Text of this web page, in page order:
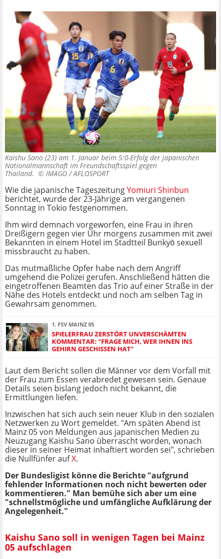
Kaishu Sano (23) am 1. Januar beim 5:0-Erfolg der japanischen
Nationalmannschaft im Freundschaftsspiel gegen
Thailand. © IMAGO / AFLOSPORT
Wie die japanische TageszeitungYomiuri Shinbun
berichtet, wurde der 23-Jährige am vergangenen
Sonntag in Tokio festgenommen.
Ihm wird demnach vorgeworfen, eine Frau in ihren
Dreißigern gegen vier Uhr morgens zusammen mit zwei
Bekannten in einem Hotel im Stadtteil Bunkyō sexuell
missbraucht zu haben.
Das mutmaßliche Opfer habe nach dem Angriff
umgehend die Polizei gerufen. Anschließend hätten die
eingetroffenen Beamten das Trio auf einer Straße in der
Nähe des Hotels entdeckt und noch am selben Tag in
Gewahrsam genommen.
1. FSV MAINZ 05
SPIELERFRAU ZERSTÖRT UNVERSCHÄMTEN
KOMMENTAR: "FRAGE MICH, WER IHNEN INS
GEHIRN GESCHISSEN HAT"
Laut dem Bericht sollen die Männer vor dem Vorfall mit
der Frau zum Essen verabredet gewesen sein. Genaue
Details seien bislang jedoch nicht bekannt, die
Ermittlungen liefen.
Inzwischen hat sich auch sein neuer Klub in den sozialen
Netzwerken zu Wort gemeldet. "Am späten Abend ist
Mainz 05 von Meldungen aus japanischen Medien zu
Neuzugang Kaishu Sano überrascht worden, wonach
dieser in seiner Heimat inhaftiert worden sei", schrieben
die Nullfünfer aufX.
Der Bundesligist könne die Berichte "aufgrund
fehlender Informationen noch nicht bewerten oder
kommentieren." Man bemühe sich aber um eine
"schnellstmögliche und umfängliche Aufklärung der
Angelegenheit."
Kaishu Sano soll in wenigen Tagen bei Mainz
05 aufschlagen